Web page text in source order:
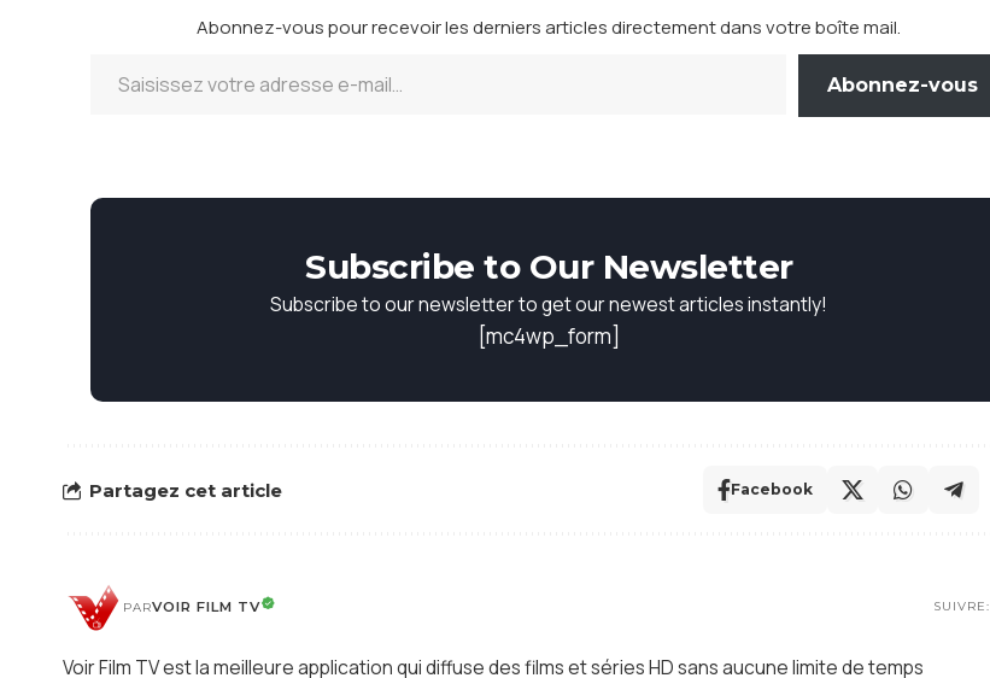
Abonnez-vous pour recevoir les derniers articles directement dans votre boîte mail.
Abonnez-vous
Subscribe to Our Newsletter
Subscribe to our newsletter to get our newest articles instantly!
[mc4wp_form]
Partagez cet article Facebook
PARVOIR FILM TV SUIVRE:
Voir Film TV est la meilleure application qui diffuse des films et séries HD sans aucune limite de temps